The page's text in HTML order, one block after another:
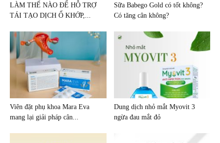
LÀM THẾ NÀO ĐỂ HỖ TRỢ
TÁI TẠO DỊCH Ổ KHỚP,...
Sữa Babego Gold có tốt không?
Có tăng cân không?
Viên đặt phụ khoa Mara Eva
mang lại giải pháp cân...
Dung dịch nhỏ mắt Myovit 3
ngừa đau mắt đỏ